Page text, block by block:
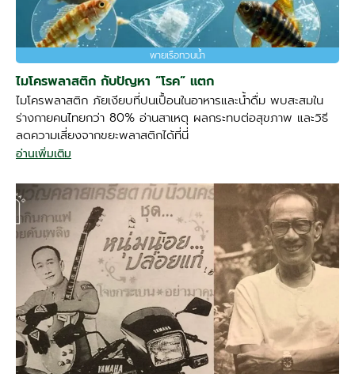
พายเรือทวนน้ำ
ไมโครพลาสติก กับปัญหา “โรค” แตก
ไมโครพลาสติก ภัยเงียบที่ปนเปื้อนในอาหารและน้ำดื่ม พบสะสมใน
ร่างกายคนไทยกว่า 80% อ่านสาเหตุ ผลกระทบต่อสุขภาพ และวิธี
ลดความเสี่ยงจากขยะพลาสติกได้ที่นี่
อ่านเพิ่มเติม